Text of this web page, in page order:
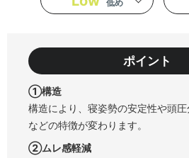
低め
ポイント
①構造
構造により、寝姿勢の安定性や頭
などの特徴が変わります。
②ムレ感軽減